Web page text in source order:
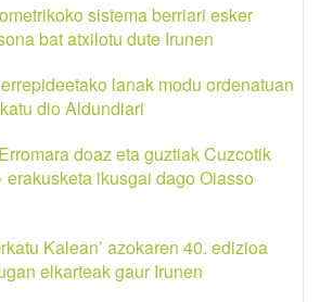
sistema berriari esker
bat atxilotu dute Irunen
lanak modu ordenatuan
dio Aldundiari
doaz eta guztiak Cuzcotik
erakusketa ikusgai dago Oiasso
Kalean’ azokaren 40. edizioa
elkarteak gaur Irunen